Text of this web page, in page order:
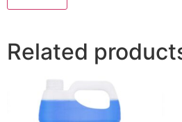
Related